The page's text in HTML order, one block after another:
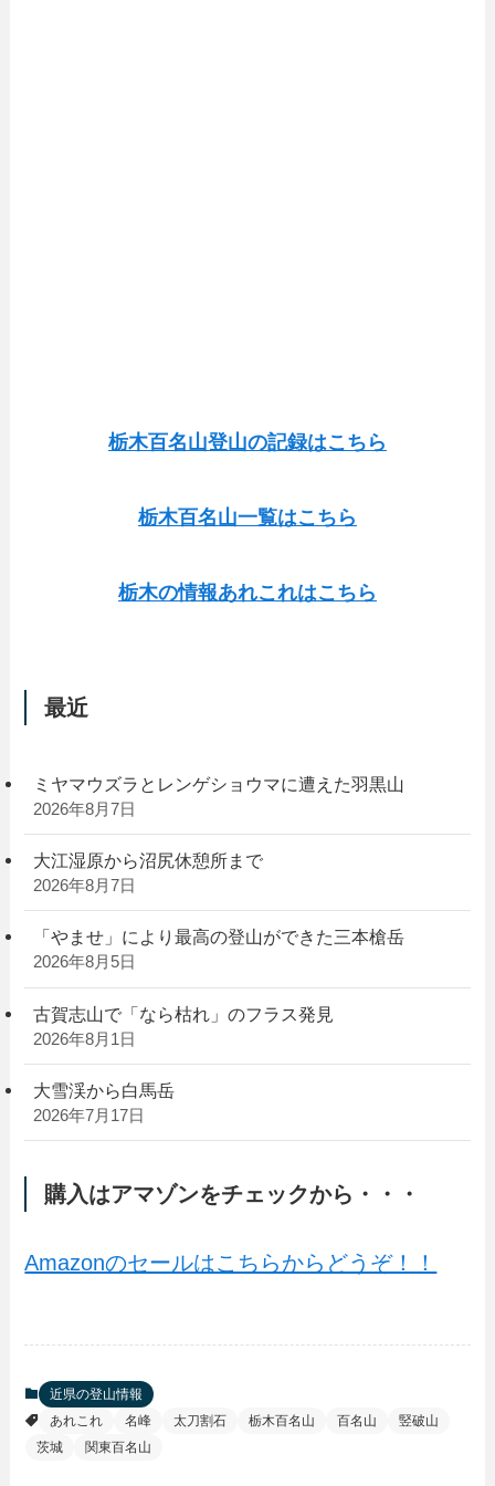
栃木百名山登山の記録はこちら
栃木百名山一覧はこちら
栃木の情報あれこれはこちら
最近
ミヤマウズラとレンゲショウマに遭えた羽黒山
2026年8月7日
大江湿原から沼尻休憩所まで
2026年8月7日
「やませ」により最高の登山ができた三本槍岳
2026年8月5日
古賀志山で「なら枯れ」のフラス発見
2026年8月1日
大雪渓から白馬岳
2026年7月17日
購入はアマゾンをチェックから・・・
Amazonのセールはこちらからどうぞ！！
近県の登山情報
あれこれ
名峰 太刀割石 栃木百名山 百名山
竪破山
茨城
関東百名山